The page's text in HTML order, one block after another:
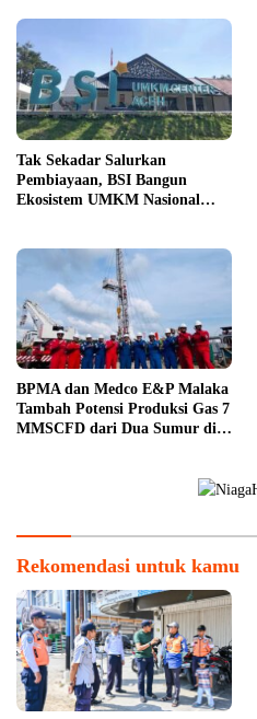
Tak Sekadar Salurkan
Pembiayaan, BSI Bangun
Ekosistem UMKM Nasional
BPMA dan Medco E&P Malaka
Tambah Potensi Produksi Gas 7
MMSCFD dari Dua Sumur di
Rekomendasi untuk kamu